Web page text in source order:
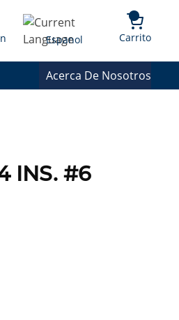
Language
Espanol Carrito{0}
Acerca De Nosotros
INS. #6